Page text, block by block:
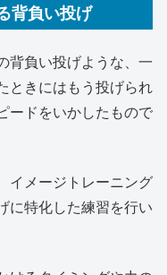
背負い投げ
背負い投げような、一
ときにはもう投げられ
ードをいかしたもので
イメージトレーニング
に特化した練習を行い